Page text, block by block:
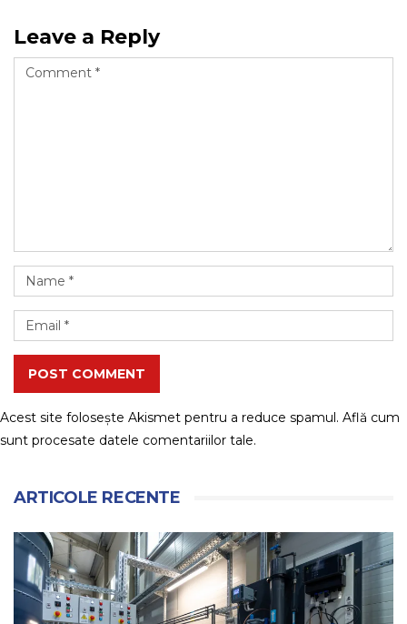
Leave a Reply
POST COMMENT
Acest site folosește Akismet pentru a reduce spamul. Află cum
sunt procesate datele comentariilor tale.
ARTICOLE RECENTE